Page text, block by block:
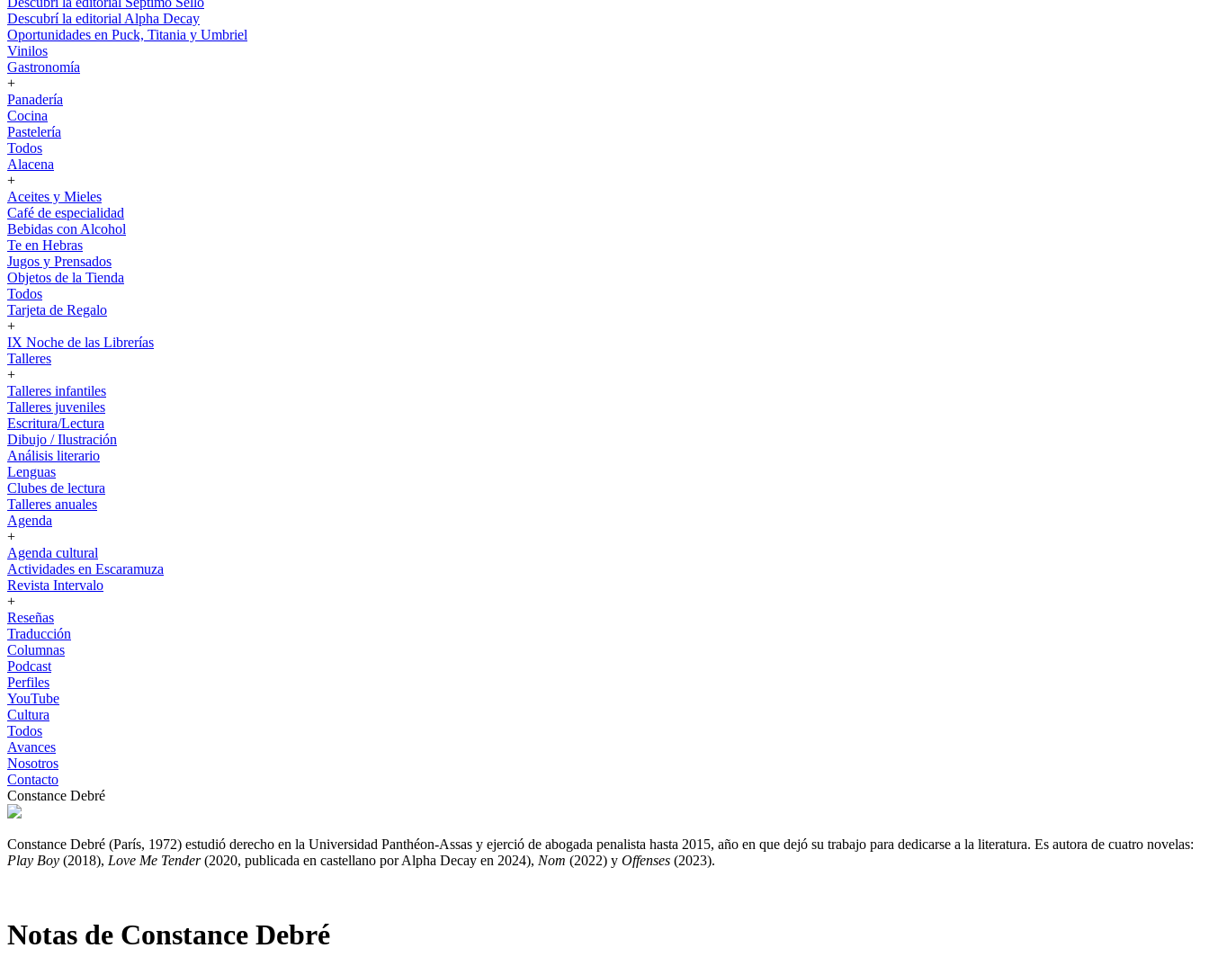
Descubrí la editorial Alpha Decay
Oportunidades en Puck, Titania y Umbriel
Vinilos
Gastronomía
+
Panadería
Cocina
Pastelería
Todos
Alacena
+
Aceites y Mieles
Café de especialidad
Bebidas con Alcohol
Te en Hebras
Jugos y Prensados
Objetos de la Tienda
Todos
Tarjeta de Regalo
+
IX Noche de las Librerías
Talleres
+
Talleres infantiles
Talleres juveniles
Escritura/Lectura
Dibujo / Ilustración
Análisis literario
Lenguas
Clubes de lectura
Talleres anuales
Agenda
+
Agenda cultural
Actividades en Escaramuza
Revista Intervalo
+
Reseñas
Traducción
Columnas
Podcast
Perfiles
YouTube
Cultura
Todos
Avances
Nosotros
Contacto
Constance Debré
Constance Debré (París, 1972) estudió derecho en la Universidad Panthéon-Assas y ejerció de abogada penalista hasta 2015, año en que dejó su trabajo para dedicarse a la literatura. Es autora de cuatro novelas:
Play Boy (2018), Love Me Tender(2020, publicada en castellano por Alpha Decay en 2024), Nom (2022) y Offenses (2023).
Notas de Constance Debré